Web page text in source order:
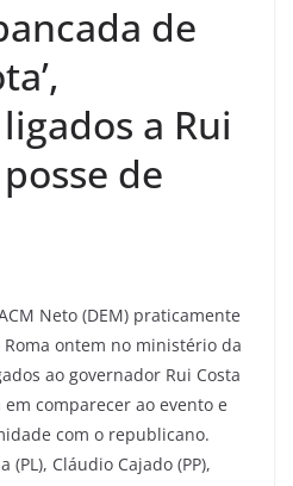
de
a Rui
de
Neto (DEM) praticamente
Roma ontem no ministério da
ao governador Rui Costa
comparecer ao evento e
com o republicano.
(PL), Cláudio Cajado (PP),